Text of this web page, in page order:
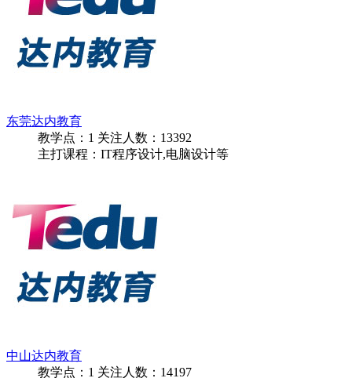
东莞达内教育
教学点： 1 关注人数： 13392
主打课程：IT程序设计,电脑设计等
中山达内教育
教学点： 1 关注人数： 14197